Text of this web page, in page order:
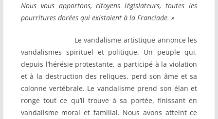
Nous vous apportons, citoyens législateurs, toutes les
pourritures dorées qui existaient à la Franciade. »
Le vandalisme artistique annonce les
vandalismes spirituel et politique. Un peuple qui,
depuis l’hérésie protestante, a participé à la violation
et à la destruction des reliques, perd son âme et sa
colonne vertébrale. Le vandalisme prend son élan et
ronge tout ce qu’il trouve à sa portée, finissant en
vandalisme moral et familial. Nous avons atteint ce